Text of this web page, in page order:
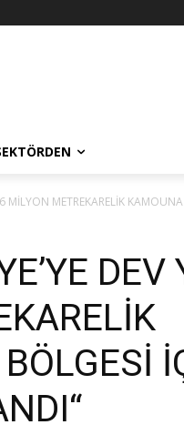
MİLYON METREKARELİK
DEV